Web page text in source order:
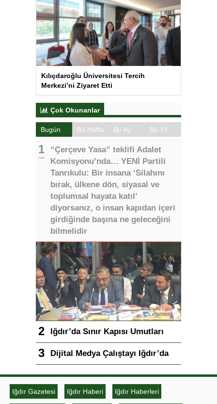
Kılıçdaroğlu Üniversitesi Tercih
Merkezi’ni Ziyaret Etti
Çok Okunanlar
Bugün Bu Hafta Bu Ay Bu Yıl
“Çerçeve Yasa” teklifi Adalet
Komisyonu’nda… YENİ Partili
Tanrıkulu: Bir insana ‘Silahını
bırak, ülkene dön, siyasal ve
toplumsal hayata katıl’
diyorsanız, o insan kapıdan içeri
girdiğinde başına ne geleceğini
bilmelidir
Iğdır’da Sınır Kapısı Umutları
Dijital Medya Çalıştayı Iğdır’da
Iğdır Gazetesi Iğdır Haberi Iğdır Haberleri